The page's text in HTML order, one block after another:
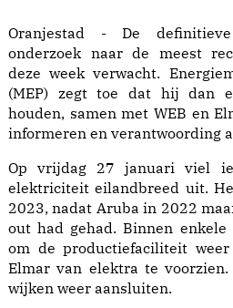
Oranjestad - De
onderzoek naar de meest
deze week verwacht.
(MEP) zegt toe dat hij dan
houden, samen met WEB en
informeren en verantwoording
Op vrijdag 27 januari viel
elektriciteit eilandbreed uit.
2023, nadat Aruba in 2022
out had gehad. Binnen
om de productiefaciliteit
Elmar van elektra te
wijken weer aansluiten.